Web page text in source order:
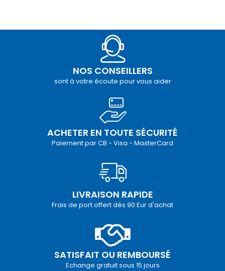
NOS CONSEILLERS
sont à votre écoute pour vous aider
ACHETER EN TOUTE SÉCURITÉ
Paiement par CB - Visa - MasterCard
LIVRAISON RAPIDE
Frais de port offert dés 90 Eur d'achat
SATISFAIT OU REMBOURSÉ
Echange gratuit sous 15 jours